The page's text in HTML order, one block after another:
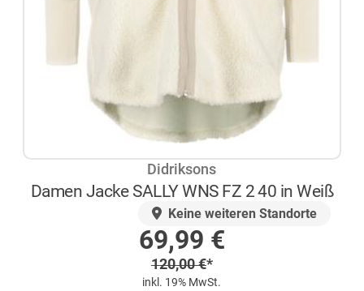
Didriksons
Damen Jacke SALLY WNS FZ 2 40 in Weiß
Keine weiteren Standorte
Sonderpreis
69,99 €
Regulärer Preis
120,00€*
inkl. 19% MwSt.